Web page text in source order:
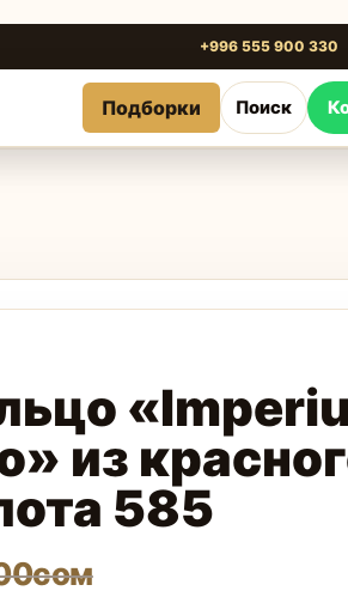
+996 555 900 330
Подборки Поиск
из
585
сом